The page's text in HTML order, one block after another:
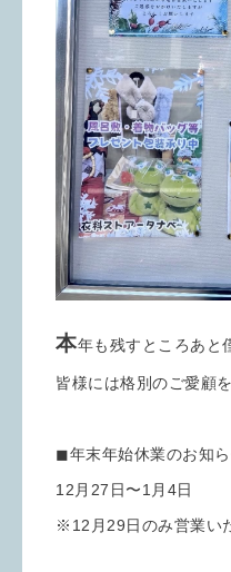
本年も残すところあと
皆様には格別のご愛顧
◼︎年末年始休業のお知
12月27日〜1月4日
※12月29日のみ営業い